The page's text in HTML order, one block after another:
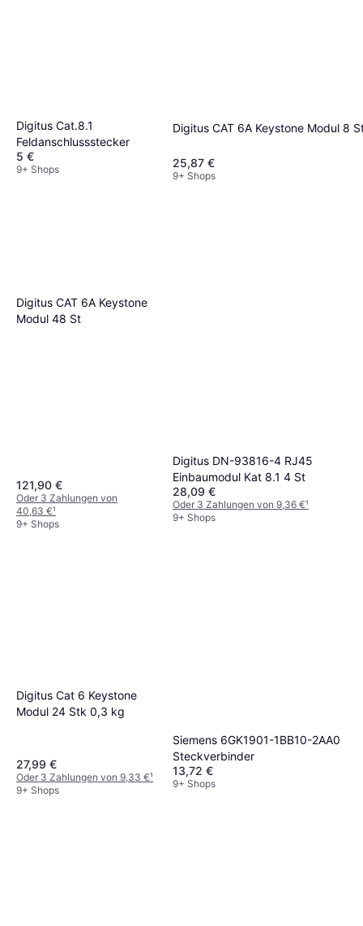
Digitus Cat.8.1
Feldanschlussstecker
5 €
9+ Shops
Digitus CAT 6A Keystone Modul 8
25,87 €
9+ Shops
Digitus CAT 6A Keystone
Modul 48 St
121,90 €
Oder 3 Zahlungen von
40,63 €¹
9+ Shops
Digitus DN-93816-4 RJ45
Einbaumodul Kat 8.1 4 St
28,09 €
Oder 3 Zahlungen von 9,36 €¹
9+ Shops
Digitus Cat 6 Keystone
Modul 24 Stk 0,3 kg
27,99 €
Oder 3 Zahlungen von 9,33 €¹
9+ Shops
Siemens 6GK1901-1BB10-2AA0
Steckverbinder
13,72 €
9+ Shops